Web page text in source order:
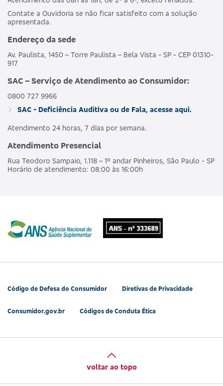
Contate a Ouvidoria se não ficar satisfeito com a solução
apresentada.
Endereço da sede
Av. Paulista, 1450 – Torre Paulista – Bela Vista - SP - CEP 01310-
917
SAC – Serviço de Atendimento ao Consumidor:
0800 727 9966
SAC - Deficiência Auditiva ou de Fala, acesse aqui.
Atendimento 24 horas, 7 dias por semana.
Atendimento Presencial
Rua Teodoro Sampaio, 1.118 – 1º andar Pinheiros, São Paulo - SP
Horário de atendimento: 08:00 às 16:00h
Código de Defesa do Consumidor Diretivas de Privacidade
Consumidor.gov.br Códigos de Conduta Ética
voltar ao topo